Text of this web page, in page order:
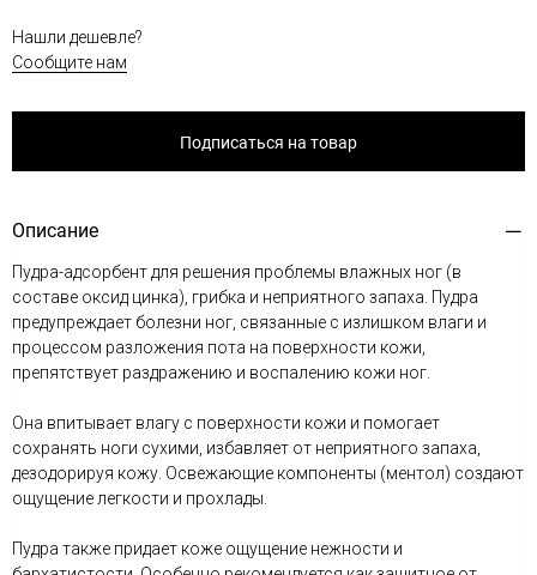
Нашли дешевле?
Сообщите нам
Подписаться на товар
Описание
Пудра-адсорбент для решения проблемы влажных ног (в
составе оксид цинка), грибка и неприятного запаха. Пудра
предупреждает болезни ног, связанные с излишком влаги и
процессом разложения пота на поверхности кожи,
препятствует раздражению и воспалению кожи ног.
Она впитывает влагу с поверхности кожи и помогает
сохранять ноги сухими, избавляет от неприятного запаха,
дезодорируя кожу. Освежающие компоненты (ментол) создают
ощущение легкости и прохлады.
Пудра также придает коже ощущение нежности и